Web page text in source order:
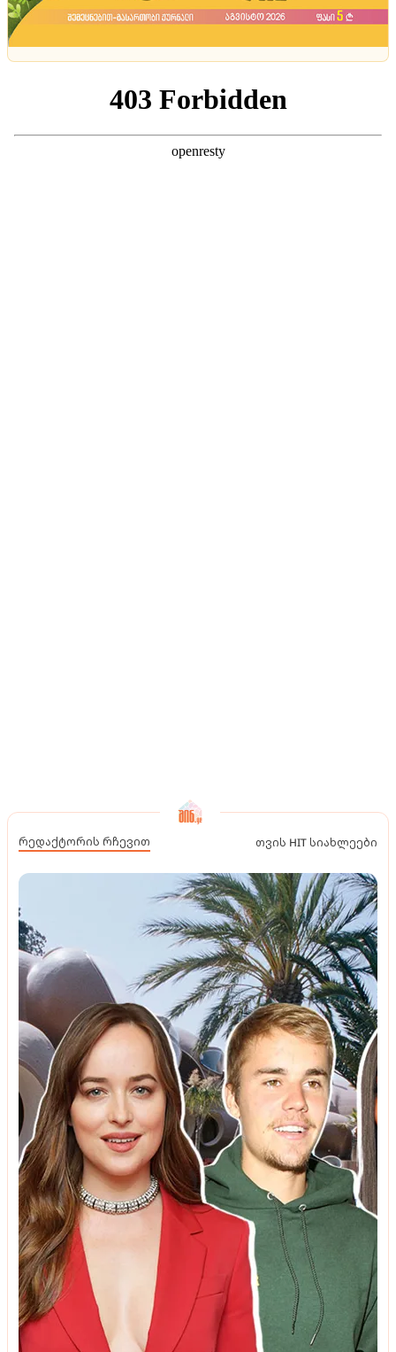
რედაქტორის რჩევით თვის HIT სიახლეები